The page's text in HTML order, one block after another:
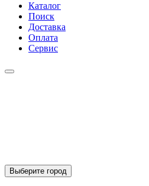
Каталог
Поиск
Доставка
Оплата
Сервис
Выберите город